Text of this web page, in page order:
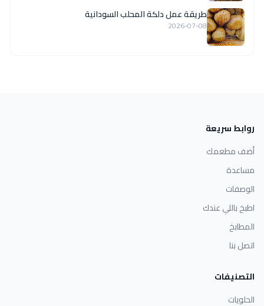
طريقة عمل دلكة المحلب السودانية
2026-07-08
روابط سريعة
أضف مطعمك
مساعدة
الوصفات
اطبخ باللي عندك
المطابخ
اتصل بنا
التصنيفات
الحلويات